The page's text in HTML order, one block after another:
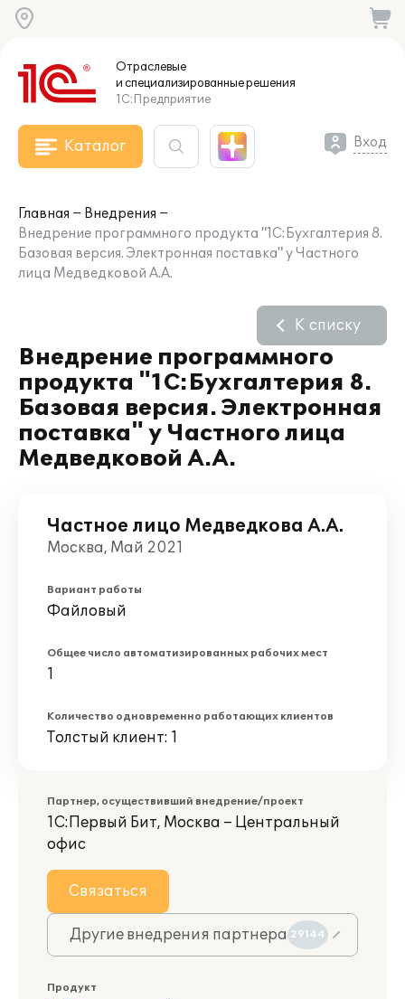
Отраслевые
и специализированныерешения
1С:Предприятие
Каталог Вход
Главная
Внедрения
Внедрение программного продукта "1С:Бухгалтерия 8.
Базовая версия. Электронная поставка" у Частного
лица Медведковой А.А.
Внедрение программного
продукта "1С:Бухгалтерия 8.
Базовая версия. Электронная
поставка" у Частного лица
Медведковой А.А.
К списку
Частное лицо Медведкова А.А.
Москва, Май 2021
Вариант работы
Файловый
Общее число автоматизированных рабочих мест
1
Количество одновременно работающих клиентов
Толстый клиент: 1
Партнер, осуществивший внедрение/проект
1С:Первый Бит, Москва – Центральный
офис
Связаться
Другие внедрения партнера 29144
Продукт